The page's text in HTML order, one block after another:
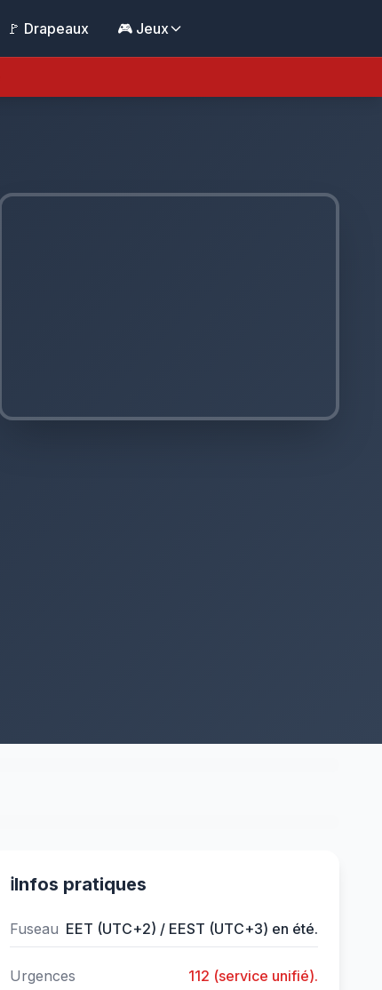
🚩 Drapeaux 🎮 Jeux
ℹ️Infos pratiques
Fuseau EET (UTC+2) / EEST (UTC+3) en été.
Urgences 112 (service unifié).